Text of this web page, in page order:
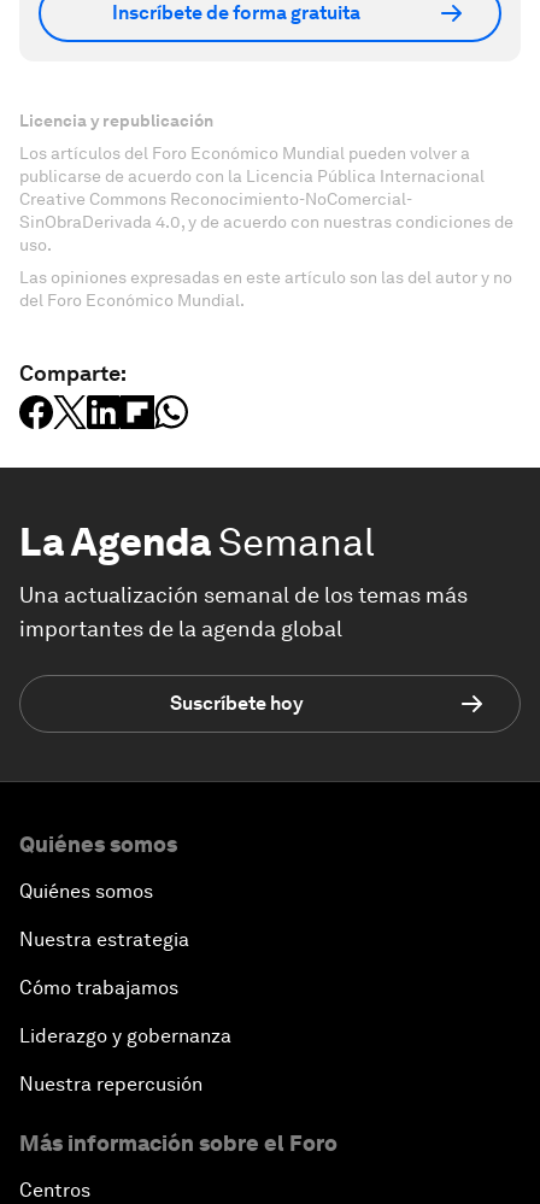
Inscríbete de forma gratuita
Licencia y republicación
Los artículos del Foro Económico Mundial pueden volver a
publicarse de acuerdo con la Licencia Pública Internacional
Creative Commons Reconocimiento-NoComercial-
SinObraDerivada 4.0, y de acuerdo con nuestras condiciones de
uso.
Las opiniones expresadas en este artículo son las del autor y no
del Foro Económico Mundial.
Comparte:
La AgendaSemanal
Una actualización semanal de los temas más
importantes de la agenda global
Suscríbete hoy
Quiénes somos
Quiénes somos
Nuestra estrategia
Cómo trabajamos
Liderazgo y gobernanza
Nuestra repercusión
Más información sobre el Foro
Centros